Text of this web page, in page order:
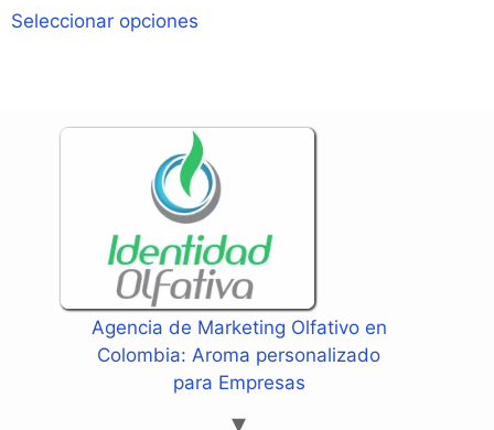
Seleccionar opciones
Agencia de Marketing Olfativo en
Colombia: Aroma personalizado
para Empresas